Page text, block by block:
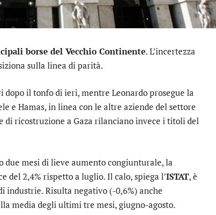
borse del Vecchio Continente. L’incertezza
sulla linea di parità.
dopo il tonfo di ieri, mentre Leonardoprosegue la
e Hamas, in linea con le altre aziende del settore
di ricostruzione a Gaza rilanciano invece i titoli del
due mesi di lieve aumento congiunturale, la
del 2,4% rispetto a luglio. Il calo, spiega l’ISTAT, è
Risulta negativo (-0,6%) anche
media degli ultimi tre mesi, giugno-agosto.